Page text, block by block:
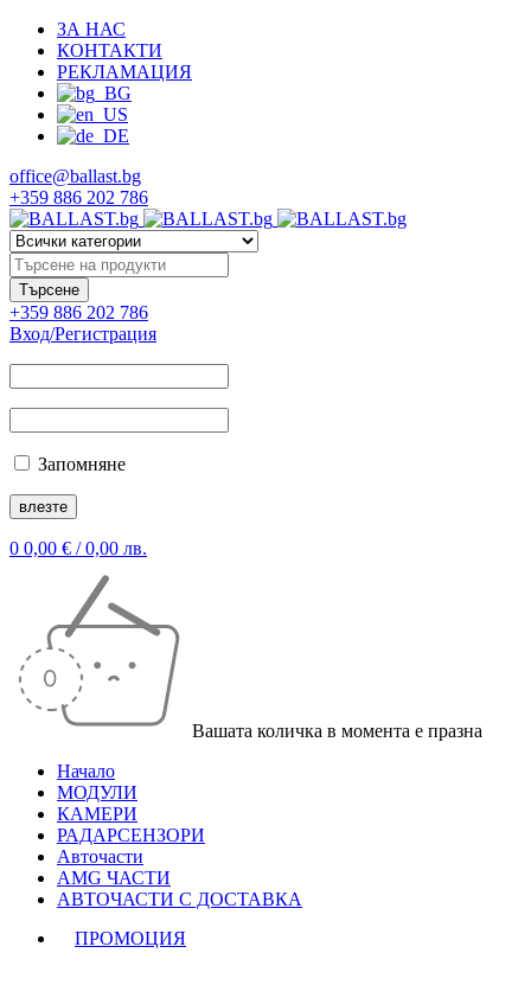
ЗА НАС
КОНТАКТИ
РЕКЛАМАЦИЯ
office@ballast.bg
+359 886 202 786
+359 886 202 786
Вход/Регистрация
Запомняне
0 0,00 € / 0,00 лв.
Вашата количка в момента е празна
Начало
МОДУЛИ
КАМЕРИ
РАДАРСЕНЗОРИ
Авточасти
AMG ЧАСТИ
АВТОЧАСТИ С ДОСТАВКА
ПРОМОЦИЯ